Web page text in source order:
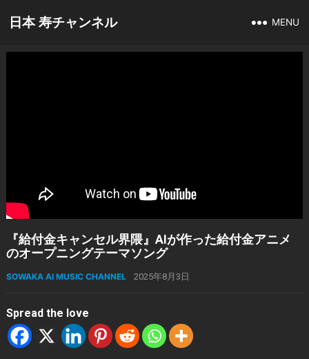
日本 寿チャンネル MENU
『給付金キャンセル界隈』AIが作った給付金アニメ
のオープニングテーマソング
SOWAKA AI MUSIC CHANNEL 2025年8月3日
Spread the love